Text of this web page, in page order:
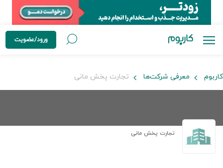
ورود/عضویت
کاربوم معرفی شرکت‌ها تجارت پخش مانی
تجارت پخش مانی